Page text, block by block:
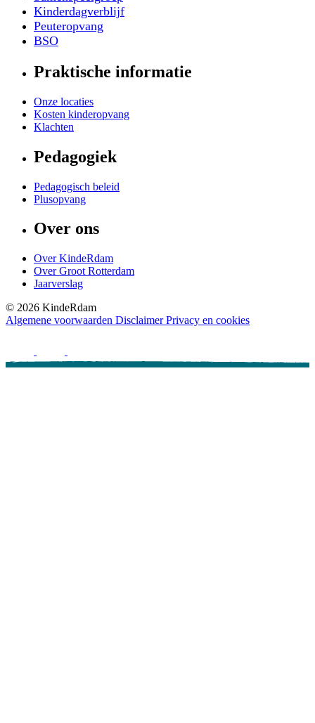
Kinderdagverblijf
Peuteropvang
BSO
Praktische informatie
Onze locaties
Kosten kinderopvang
Klachten
Pedagogiek
Pedagogisch beleid
Plusopvang
Over ons
Over KindeRdam
Over Groot Rotterdam
Jaarverslag
© 2026 KindeRdam
Algemene voorwaarden Disclaimer Privacy en cookies